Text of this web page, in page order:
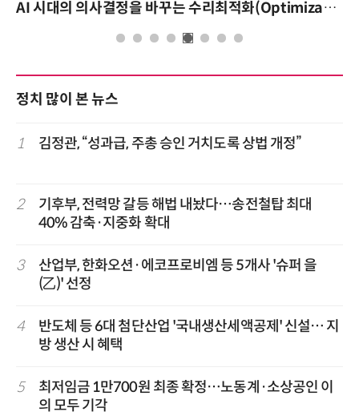
AI 핀옵스 실전 세미나: 폭증하는 AI 토큰 비용 관리 전략
정치 많이 본 뉴스
1 김정관, “성과급, 주총 승인 거치도록 상법 개정”
2
기후부, 전력망 갈등 해법 내놨다…송전철탑 최대
40% 감축·지중화 확대
3
산업부, 한화오션·에코프로비엠 등 5개사 '슈퍼 을
(乙)' 선정
4
반도체 등 6대 첨단산업 '국내생산세액공제' 신설… 지
방 생산 시 혜택
5
최저임금 1만700원 최종 확정…노동계·소상공인 이
의 모두 기각